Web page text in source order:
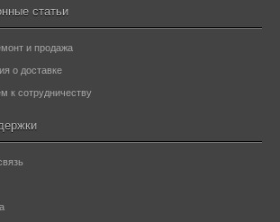
статьи
и продажа
о доставке
к сотрудничеству